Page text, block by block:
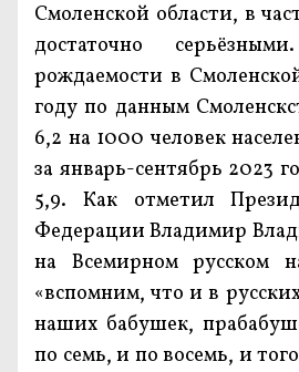
Смоленской области, в
достаточно
рождаемости в
году по данным
6,2 на 1000 человек
за январь-сентябрь 2023
5,9. Как отметил
Федерации Владимир
на Всемирном русском
«вспомним, что и в
наших бабушек,
по семь, и по восемь, и